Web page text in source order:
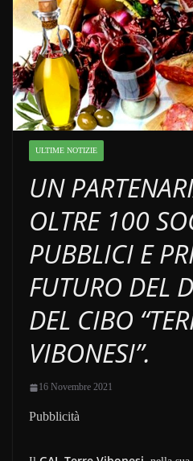
ULTIME NOTIZIE
UN
OLTRE 100
PUBBLICI E
FUTURO DEL
DEL CIBO
VIBONESI”.
16 Novembre 2021
Pubblicità